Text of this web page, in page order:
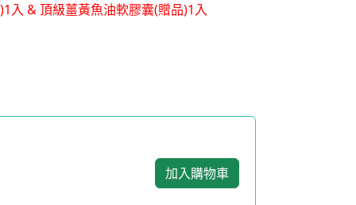
入 & 頂級薑黃魚油軟膠囊(贈品)1入
加入購物車